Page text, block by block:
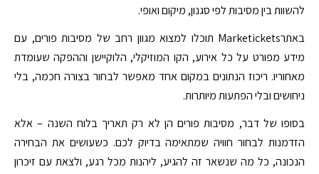
להשוות בין מסיבות לפי סגנון, מיקום ואופי.
באתרMarketickets תוכלו למצוא מגוון רחב של מסיבות פורים, עם
מידע מפורט על כל אירוע, הקו המוזיקלי, הלוקיישן וההפקה שעומדת
מאחוריו. ריכוז הנתונים במקום אחד מאפשר לבחור בצורה חכמה, בלי
ניחושים ובלי הפתעות מיותרות.
בסופו של דבר, מסיבות פורים הן לא רק תאריך בלוח השנה – אלא
הזדמנות לבחור חוויה שמתאימה בדיוק לכם. כשעושים את הבחירה
הנכונה, כל מה שנשאר זה להגיע, ליהנות מכל רגע, ולצאת עם זיכרון